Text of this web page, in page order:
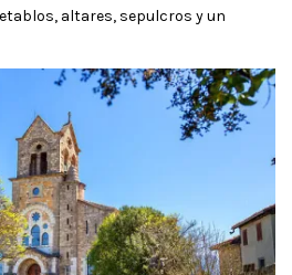
altares, sepulcros y un